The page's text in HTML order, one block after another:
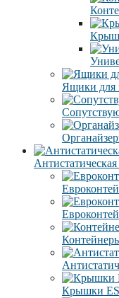
Ящики для
Антистатическая
Крышки